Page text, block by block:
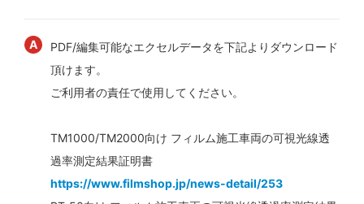
PDF/編集可能なエクセルデータを下記よりダウンロード
頂けます。
ご利用者の責任で使用してください。
TM1000/TM2000向け フィルム施工車両の可視光線透
過率測定結果証明書
https://www.filmshop.jp/news-detail/253